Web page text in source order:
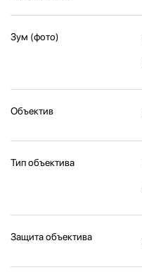
Зум (фото)
Объектив
Тип объектива
Защита объектива